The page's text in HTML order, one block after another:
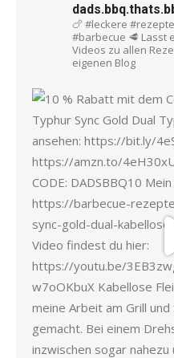
🍗 #leckere
#barbecue 🥩 Lasst
Videos zu allen
eigenen Blog